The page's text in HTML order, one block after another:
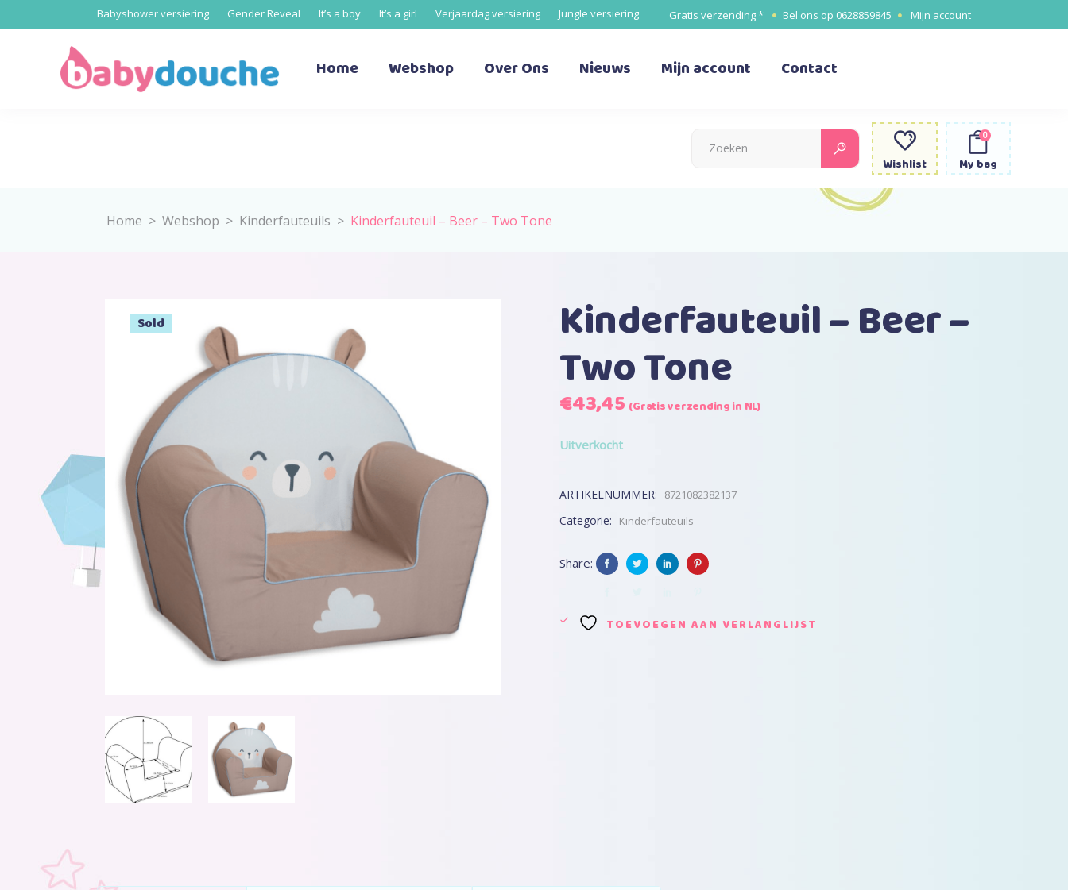
Babyshower versiering Gender Reveal It’s a boy It’s a girl Verjaardag versiering Jungle versiering Gratis verzending * Bel ons op 0628859845 Mijn account
Home Webshop Over Ons Nieuws Mijn account Contact
Search
for: Wishlist My bag
0
Home > Webshop > Kinderfauteuils > Kinderfauteuil – Beer – Two Tone
Sold Kinderfauteuil – Beer –
Two Tone
Oorspronkelijke
was:
€43,45Huidige
(Gratis verzending in NL)
Uitverkocht
ARTIKELNUMMER: 8721082382137
Categorie: Kinderfauteuils
Share:
TOEVOEGEN AAN VERLANGLIJST